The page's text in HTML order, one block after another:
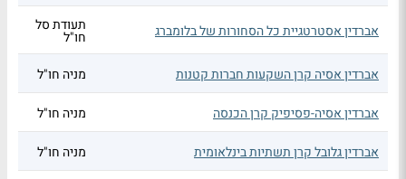
אברדין אסטרטגיית כל הסחורות של בלומברג תעודת סל
חו"ל
אברדין אסיה קרן השקעות חברות קטנות
מניה חו"ל
אברדין אסיה-פסיפיק קרן הכנסה מניה חו"ל
אברדין גלובל קרן תשתיות בינלאומית מניה חו"ל